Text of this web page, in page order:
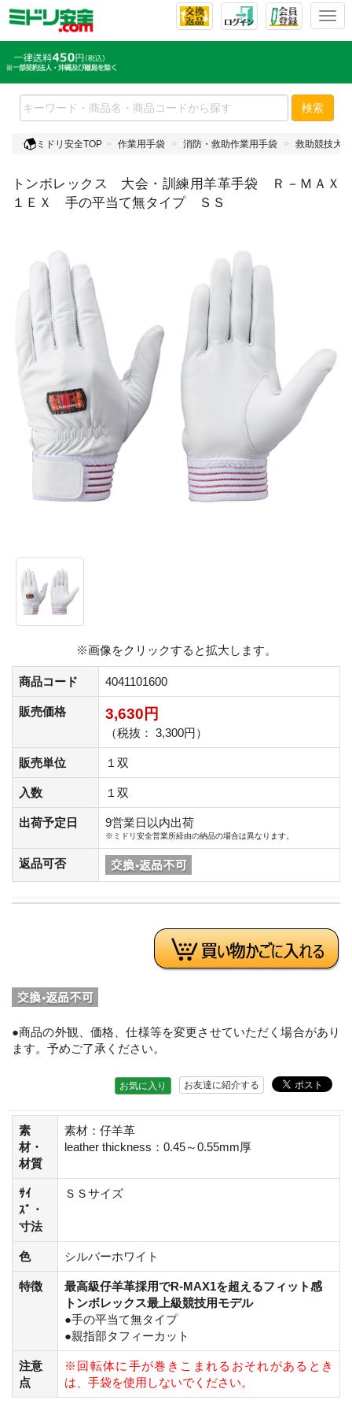
T
l
e
n
v
g
検索
ミドリ安全TOP 作業用手袋 消防・救助作業用手袋 救助競技大
トンボレックス 大会・訓練用羊革手袋 Ｒ－ＭＡＸ
１ＥＸ 手の平当て無タイプ ＳＳ
※画像をクリックすると拡大します。
商品コード 4041101600
販売価格 3,630円
（税抜： 3,300円）
販売単位 １双
入数 １双
出荷予定日 9営業日以内出荷
※ミドリ安全営業所経由の納品の場合は異なります。
返品可否
●商品の外観、価格、仕様等を変更させていただく場合があり
ます。予めご了承ください。
お友達に紹介する
お気に入り
素
材・
材質
素材：仔羊革
leather thickness：0.45～0.55mm厚
ｻｲ
ｽﾞ・
寸法
ＳＳサイズ
色 シルバーホワイト
特徴
最高級仔羊革採用でR-MAX1を超えるフィット感
トンボレックス最上級競技用モデル
●手の平当て無タイプ
●親指部タフィーカット
注意
点
※回転体に手が巻きこまれるおそれがあるとき
は、手袋を使用しないでください。